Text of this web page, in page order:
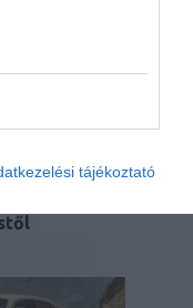
tájékoztató